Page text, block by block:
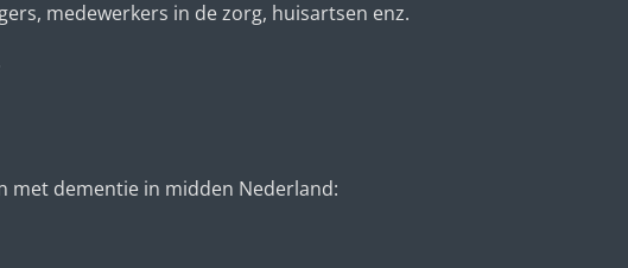
medewerkers in de zorg, huisartsen enz.
met dementie in midden Nederland: